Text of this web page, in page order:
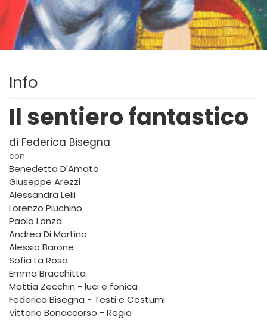
Info
Il sentiero fantastico
di Federica Bisegna
con
Benedetta D'Amato
Giuseppe Arezzi
Alessandra Lelii
Lorenzo Pluchino
Paolo Lanza
Andrea Di Martino
Alessio Barone
Sofia La Rosa
Emma Bracchitta
Mattia Zecchin - luci e fonica
Federica Bisegna - Testi e Costumi
Vittorio Bonaccorso - Regia